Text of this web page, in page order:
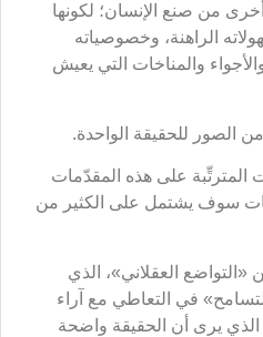
من صنع الإنسان؛ لكونها
الراهنة، وخصوصياته
والمناخات التي يعيش
المترتِّبة على هذه المقدّمات
سوف يشتمل على الكثير من
العقلاني»، الذي
في التعاطي مع آراء
الذي يرى أن الحقيقة واضحة